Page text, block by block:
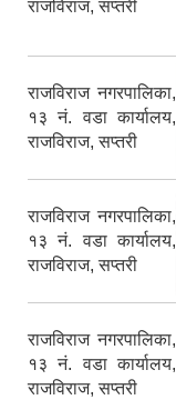
राजविराज, सप्तरी
राजविराज नगरपालिका,
१३ नं. वडा कार्यालय,
राजविराज, सप्तरी
राजविराज नगरपालिका,
१३ नं. वडा कार्यालय,
राजविराज, सप्तरी
राजविराज नगरपालिका,
१३ नं. वडा कार्यालय,
राजविराज, सप्तरी